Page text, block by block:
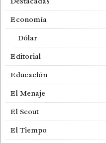
Economía
Dólar
Editorial
Educación
El Menaje
El Scout
El Tiempo